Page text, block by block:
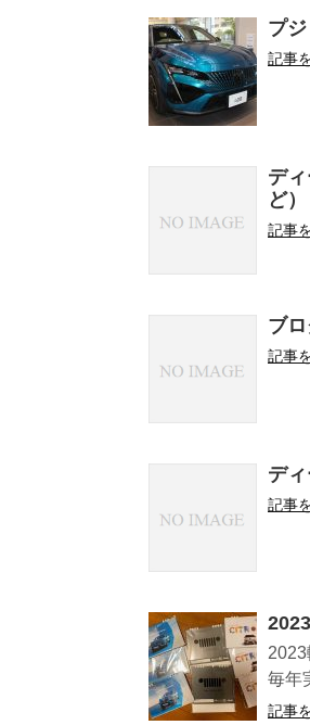
プ
記事
デ
ど）
記事
ブ
記事
デ
記事
毎年
記事